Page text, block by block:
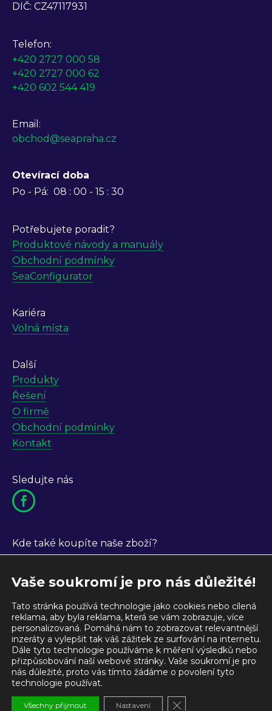
DIČ: CZ47117931
Telefon:
+420 2727 000 58
+420 2727 000 62
+420 602 544 419
Email:
obchod@seapraha.cz
Otevírací doba
Po - Pá: 08 : 00 - 15 : 30
Potřebujete poradit?
Produktové návody a manuály
Obchodní podmínky
SeaConfigurator
Kariéra
Volná místa
Další
Produkty
Řešení
O firmě
Obchodní podmínky
Kontakt
Sledujte nás
Kde také koupíte naše zboží?
© 2006-2026 SEA spol. s r. o. esea-wh
Vaše soukromí je pro nás důležité!
Tato stránka používá technologie jako cookies nebo cílená
reklama, aby byla reklama, která se vám zobrazuje, více
personalizovaná. Pomáhá nám to zobrazovat relevantnější
inzeráty a vylepšit tak váš zážitek ze surfování na internetu.
Dále tyto technologie používáme k měření výsledků nebo
přizpůsobování naší webové stránky. Vaše soukromí je pro
nás důležité, proto vás tímto žádáme o povolení tyto
technologie používat.
Všechny přijmout Nastavení Zavřít banner